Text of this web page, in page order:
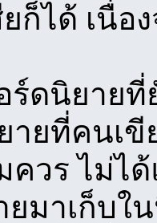
ยก็ได้ เนื่
ร์ดนิยายที่
ายที่คนเขี
ควร ไม่ไ
ยมาเก็บใ